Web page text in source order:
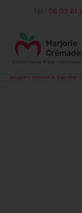
Tél : 06 03 61
Accueil Minceur & Bien-être